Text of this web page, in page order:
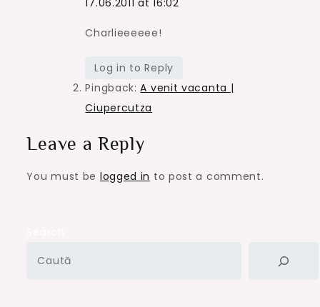
17.06.2011 at 16:02
Charlieeeeee!
Log in to Reply
Pingback:A venit vacanta |
Ciupercutza
Leave a Reply
You must be logged in to post a comment.